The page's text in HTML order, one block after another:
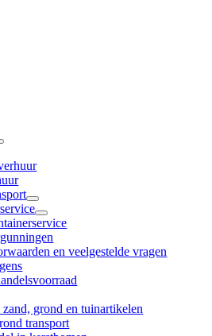
en veelgestelde vragen
grond en tuinartikelen
transport